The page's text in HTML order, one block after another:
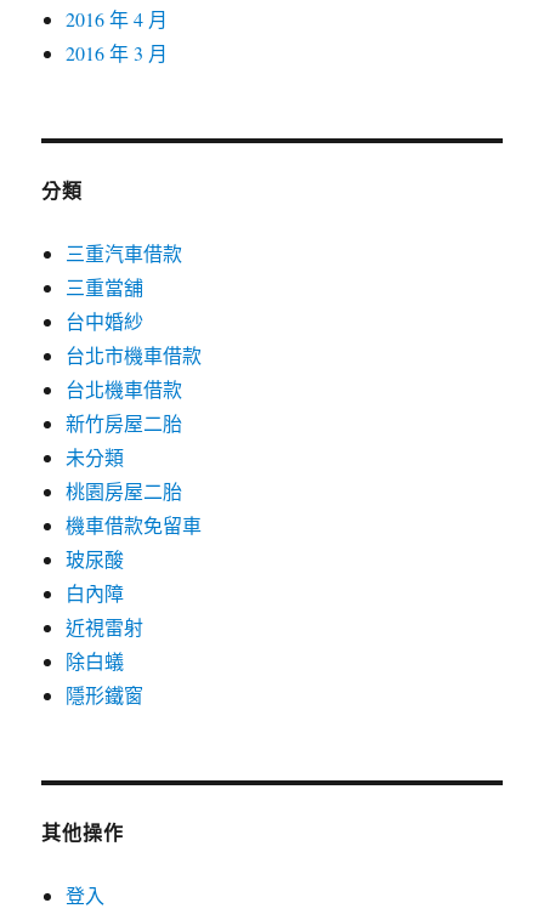
2016 年 4 月
2016 年 3 月
分類
三重汽車借款
三重當舖
台中婚紗
台北市機車借款
台北機車借款
新竹房屋二胎
未分類
桃園房屋二胎
機車借款免留車
玻尿酸
白內障
近視雷射
除白蟻
隱形鐵窗
其他操作
登入